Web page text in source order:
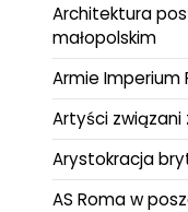
Architektura
małopolskim
Armie Imperium
Artyści związani
Arystokracja
AS Roma w